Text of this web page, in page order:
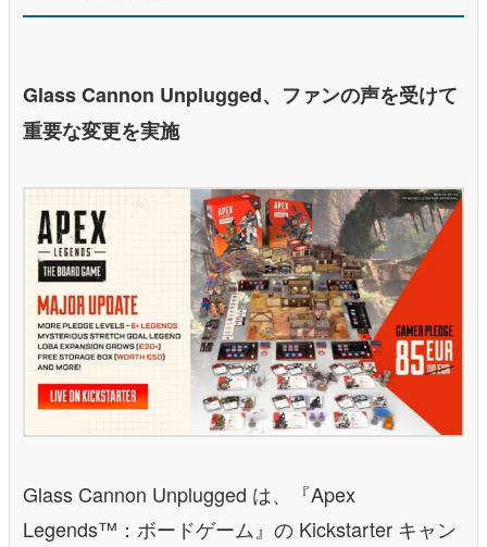
Glass Cannon Unplugged、ファンの声を受けて
重要な変更を実施
Glass Cannon Unplugged は、『Apex
Legends™：ボードゲーム』の Kickstarter キャン